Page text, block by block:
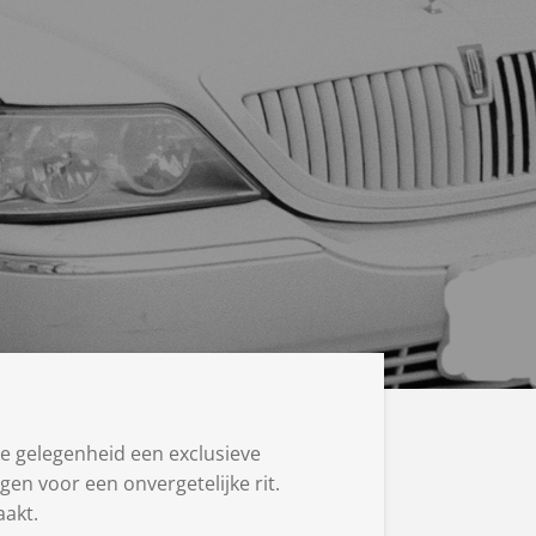
gelegenheid een exclusieve
voor een onvergetelijke rit.